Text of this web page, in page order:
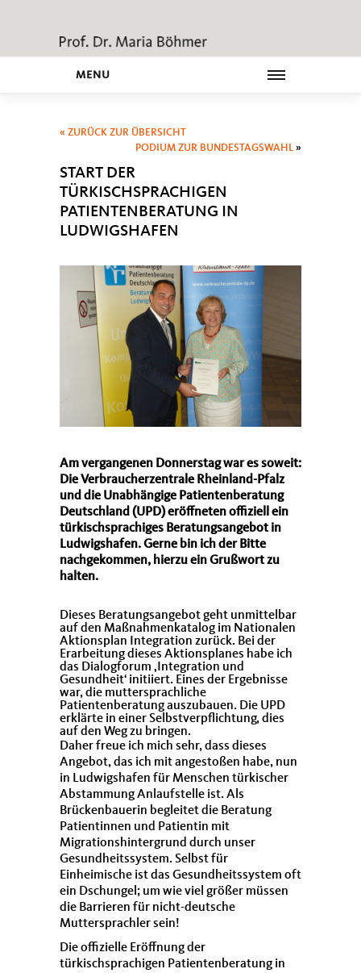
MENU
« ZURÜCK ZUR ÜBERSICHT
PODIUM ZUR BUNDESTAGSWAHL »
START DER
TÜRKISCHSPRACHIGEN
PATIENTENBERATUNG IN
LUDWIGSHAFEN
Am vergangenen Donnerstag war es soweit:
Die Verbraucherzentrale Rheinland-Pfalz
und die Unabhängige Patientenberatung
Deutschland (UPD) eröffneten offiziell ein
türkischsprachiges Beratungsangebot in
Ludwigshafen. Gerne bin ich der Bitte
nachgekommen, hierzu ein Grußwort zu
halten.
Dieses Beratungsangebot geht unmittelbar
auf den Maßnahmenkatalog im Nationalen
Aktionsplan Integration zurück. Bei der
Erarbeitung dieses Aktionsplanes habe ich
das Dialogforum ‚Integration und
Gesundheit‘ initiiert. Eines der Ergebnisse
war, die muttersprachliche
Patientenberatung auszubauen. Die UPD
erklärte in einer Selbstverpflichtung, dies
auf den Weg zu bringen.
Daher freue ich mich sehr, dass dieses
Angebot, das ich mit angestoßen habe, nun
in Ludwigshafen für Menschen türkischer
Abstammung Anlaufstelle ist. Als
Brückenbauerin begleitet die Beratung
Patientinnen und Patientin mit
Migrationshintergrund durch unser
Gesundheitssystem. Selbst für
Einheimische ist das Gesundheitssystem oft
ein Dschungel; um wie viel größer müssen
die Barrieren für nicht-deutsche
Muttersprachler sein!
Die offizielle Eröffnung der
türkischsprachigen Patientenberatung in